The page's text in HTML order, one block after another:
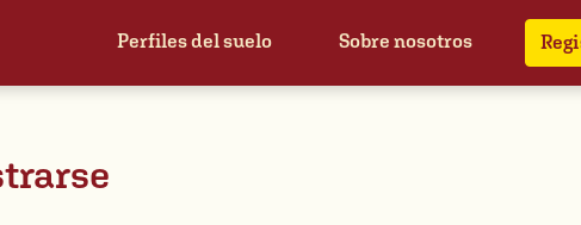
Perfiles del suelo Sobre nosotros